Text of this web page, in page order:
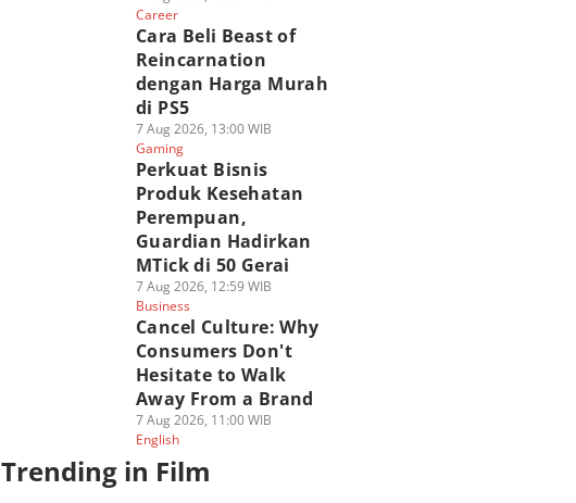
Career
Cara Beli Beast of
Reincarnation
dengan Harga Murah
di PS5
7 Aug 2026, 13:00 WIB
Gaming
Perkuat Bisnis
Produk Kesehatan
Perempuan,
Guardian Hadirkan
MTick di 50 Gerai
7 Aug 2026, 12:59 WIB
Business
Cancel Culture: Why
Consumers Don't
Hesitate to Walk
Away From a Brand
7 Aug 2026, 11:00 WIB
English
Trending in Film